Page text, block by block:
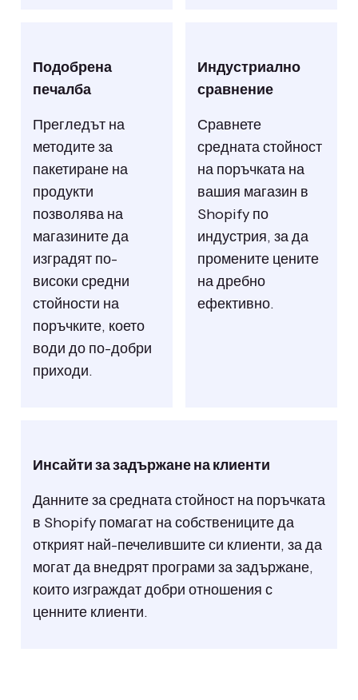
Подобрена
печалба
Прегледът на
методите за
пакетиране на
продукти
позволява на
магазините да
изградят по-
високи средни
стойности на
поръчките, което
води до по-добри
приходи.
Индустриално
сравнение
Сравнете
средната стойност
на поръчката на
вашия магазин в
Shopify по
индустрия, за да
промените цените
на дребно
ефективно.
Инсайти за задържане на клиенти
Данните за средната стойност на поръчката
в Shopify помагат на собствениците да
открият най-печелившите си клиенти, за да
могат да внедрят програми за задържане,
които изграждат добри отношения с
ценните клиенти.